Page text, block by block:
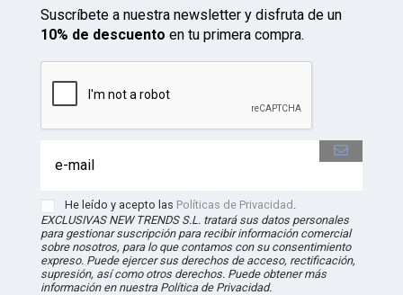
Suscríbete a nuestra newsletter y disfruta de un
10% de descuento en tu primera compra.
He leído y acepto las Políticas de Privacidad .
EXCLUSIVAS NEW TRENDS S.L. tratará sus datos personales
para gestionar suscripción para recibir información comercial
sobre nosotros, para lo que contamos con su consentimiento
expreso. Puede ejercer sus derechos de acceso, rectificación,
supresión, así como otros derechos. Puede obtener más
información en nuestra Política de Privacidad.